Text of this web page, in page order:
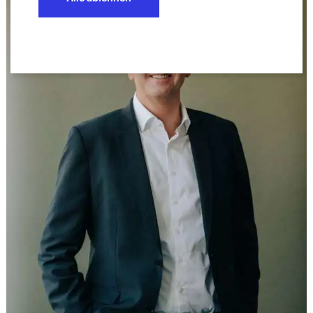
Zulassungsbezogene Warndienstaufrufe im
Pflanzenschutzrecht, StoffR 2016, 23-26
Europäischen Union, StoffR 2015, 94-102
Luxemburg locuta: Gericht beanstandet
Verwaltungsentgelt der ECHA, StoffR 2015, 35-37
Regulierte Selbstregulierung nach der
Verpackungsverordnung, AbfallR 2015, 10-14
Regulation of „Substances in Substances“ under
REACH, StoffR 2013, 236-244
Recyclingaktivitäten auf der Schnittstelle von
Abfallrecht und REACH, AbfallR 2013, 265-275
Informationsfreiheit versus Betriebs- und
Geschäftsgeheimnisse, NVwZ 2013, 337-340
(zusammen mit Dr. J. Fluck)
Solvency II bei Einrichtungen der betrieblichen